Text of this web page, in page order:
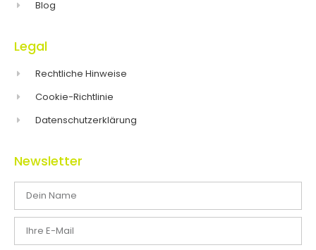
Blog
Legal
Rechtliche Hinweise
Cookie-Richtlinie
Datenschutzerklärung
Newsletter